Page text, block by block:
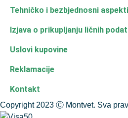
Tehničko i bezbjednosni aspekti
Izjava o prikupljanju ličnih
Uslovi kupovine
Reklamacije
Kontakt
Copyright 2023 Ⓒ Montvet. Sva